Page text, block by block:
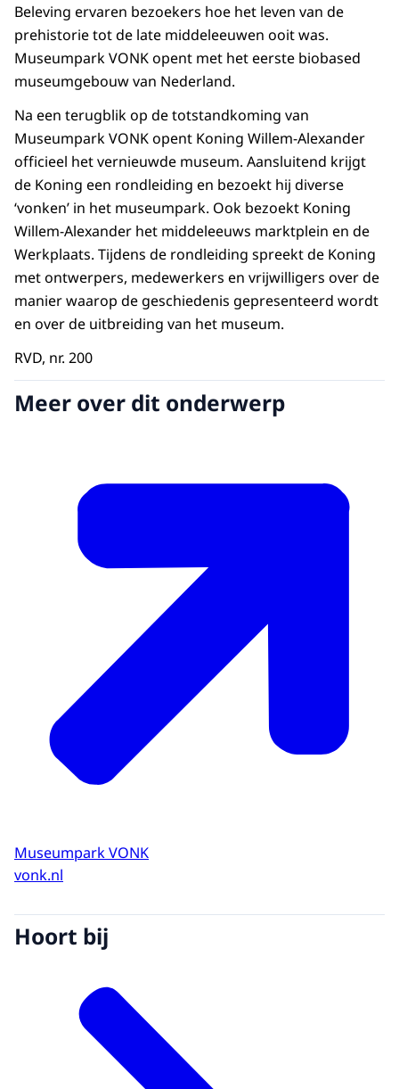
Beleving ervaren bezoekers hoe het leven van de
prehistorie tot de late middeleeuwen ooit was.
Museumpark VONK opent met het eerste biobased
museumgebouw van Nederland.
Na een terugblik op de totstandkoming van
Museumpark VONK opent Koning Willem-Alexander
officieel het vernieuwde museum. Aansluitend krijgt
de Koning een rondleiding en bezoekt hij diverse
‘vonken’ in het museumpark. Ook bezoekt Koning
Willem-Alexander het middeleeuws marktplein en de
Werkplaats. Tijdens de rondleiding spreekt de Koning
met ontwerpers, medewerkers en vrijwilligers over de
manier waarop de geschiedenis gepresenteerd wordt
en over de uitbreiding van het museum.
RVD, nr. 200
Meer over dit onderwerp
Museumpark VONK
vonk.nl
Hoort bij